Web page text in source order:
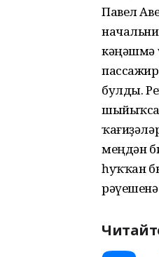
Павел
кәңәшмә
булды.
меңдән
һуҡҡан